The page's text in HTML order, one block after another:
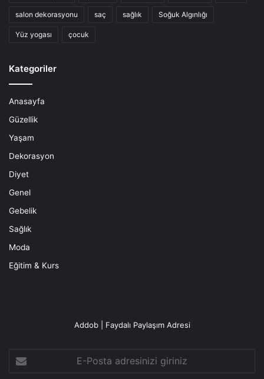
salon dekorasyonu saç sağlık Soğuk Algınlığı
Yüz yogası çocuk
Kategoriler
Anasayfa
Güzellik
Yaşam
Dekorasyon
Diyet
Genel
Gebelik
Sağlık
Moda
Eğitim & Kurs
Addob | Faydalı Paylaşım Adresi
Posta